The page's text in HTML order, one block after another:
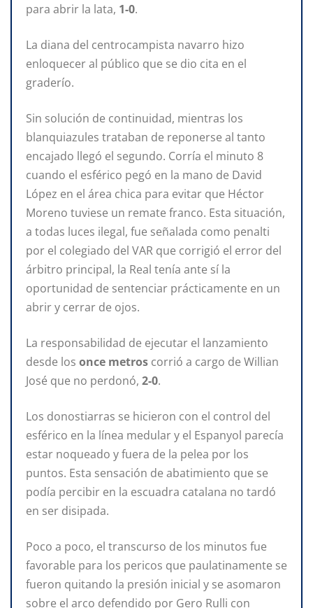
para abrir la lata, 1-0.
La diana del centrocampista navarro hizo
enloquecer al público que se dio cita en el
graderío.
Sin solución de continuidad, mientras los
blanquiazules trataban de reponerse al tanto
encajado llegó el segundo. Corría el minuto 8
cuando el esférico pegó en la mano de David
López en el área chica para evitar que Héctor
Moreno tuviese un remate franco. Esta situación,
a todas luces ilegal, fue señalada como penalti
por el colegiado del VAR que corrigió el error del
árbitro principal, la Real tenía ante sí la
oportunidad de sentenciar prácticamente en un
abrir y cerrar de ojos.
La responsabilidad de ejecutar el lanzamiento
desde los once metros corrió a cargo de Willian
José que no perdonó, 2-0.
Los donostiarras se hicieron con el control del
esférico en la línea medular y el Espanyol parecía
estar noqueado y fuera de la pelea por los
puntos. Esta sensación de abatimiento que se
podía percibir en la escuadra catalana no tardó
en ser disipada.
Poco a poco, el transcurso de los minutos fue
favorable para los pericos que paulatinamente se
fueron quitando la presión inicial y se asomaron
sobre el arco defendido por Gero Rulli con